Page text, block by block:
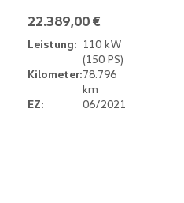
22.389,00 €
Leistung: 110 kW
(150 PS)
Kilometer:78.796
km
EZ:
06/2021